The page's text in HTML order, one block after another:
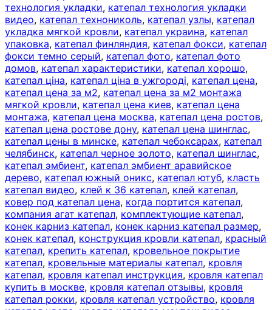
технология укладки, катепал технология укладки
видео, катепал технониколь, катепал узлы, катепал
укладка мягкой кровли, катепал украина, катепал
упаковка, катепал финляндия, катепал фокси, катепал
фокси темно серый, катепал фото, катепал фото
домов, катепал характеристики, катепал хорошо,
катепал ціна, катепал ціна в ужгороді, катепал цена,
катепал цена за м2, катепал цена за м2 монтажа
мягкой кровли, катепал цена киев, катепал цена
монтажа, катепал цена москва, катепал цена ростов,
катепал цена ростове дону, катепал цена шинглас,
катепал цены в минске, катепал чебоксарах, катепал
челябинск, катепал черное золото, катепал шинглас,
катепал эмбиент, катепал эмбиент аравийское
дерево, катепал южный оникс, катепал ютуб, класть
катепал видео, клей к 36 катепал, клей катепал,
ковер под катепал цена, когда портится катепал,
компания агат катепал, комплектующие катепал,
конек карниз катепал, конек карниз катепал размер,
конек катепал, конструкция кровли катепал, красный
катепал, крепить катепал, кровельное покрытие
катепал, кровельные материалы катепал, кровля
катепал, кровля катепал инструкция, кровля катепал
купить в москве, кровля катепал отзывы, кровля
катепал рокки, кровля катепал устройство, кровля